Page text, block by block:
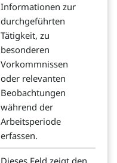
Informationen zur
durchgeführten
Tätigkeit, zu
besonderen
Vorkommnissen
oder relevanten
Beobachtungen
während der
Arbeitsperiode
erfassen.
Dieses Feld zeigt den